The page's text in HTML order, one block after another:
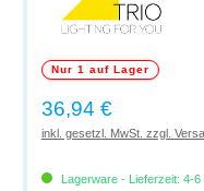
Nur 1 auf Lager
Regulärer Preis:
36,94 €
inkl. gesetzl. MwSt. zzgl.
Lagerware - Lieferzeit: 4-6